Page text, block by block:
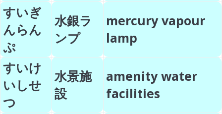
すいぎ
んらん
ぷ
水銀ラ
ンプ
mercury vapour
lamp
すいけ
いしせ
つ
水景施
設
amenity water
facilities